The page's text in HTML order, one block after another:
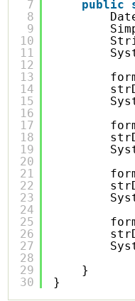
7
8
9
10
11
12
13
14
15
16
17
18
19
20
21
22
23
24
25
26
27
28
29
30
public
}
}